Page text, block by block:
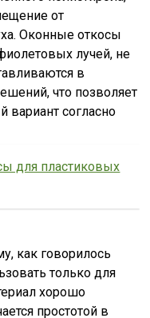
от
Оконные откосы
лучей, не
в
что позволяет
вариант согласно
для пластиковых
как говорилось
только для
хорошо
простотой в